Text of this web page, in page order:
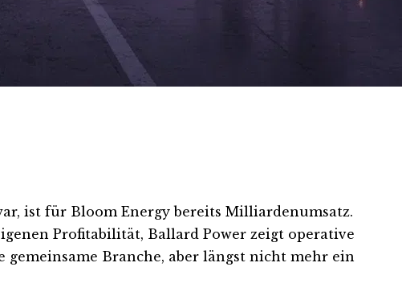
ist für Bloom Energy bereits Milliardenumsatz.
Profitabilität, Ballard Power zeigt operative
Branche, aber längst nicht mehr ein